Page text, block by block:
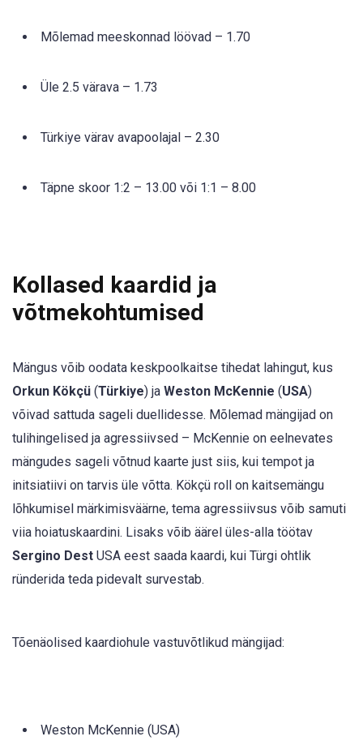
Mõlemad meeskonnad löövad – 1.70
Üle 2.5 värava – 1.73
Türkiye värav avapoolajal – 2.30
Täpne skoor 1:2 – 13.00 või 1:1 – 8.00
Kollased kaardid ja
võtmekohtumised
Mängus võib oodata keskpoolkaitse tihedat lahingut, kus
Orkun Kökçü (Türkiye) ja Weston McKennie (USA)
võivad sattuda sageli duellidesse. Mõlemad mängijad on
tulihingelised ja agressiivsed – McKennie on eelnevates
mängudes sageli võtnud kaarte just siis, kui tempot ja
initsiatiivi on tarvis üle võtta. Kökçü roll on kaitsemängu
lõhkumisel märkimisväärne, tema agressiivsus võib samuti
viia hoiatuskaardini. Lisaks võib äärel üles-alla töötav
Sergino Dest USA eest saada kaardi, kui Türgi ohtlik
ründerida teda pidevalt survestab.
Tõenäolised kaardiohule vastuvõtlikud mängijad:
Weston McKennie (USA)